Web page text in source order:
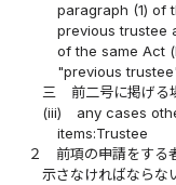
paragraph (1) of
previous trustee
of the same Act
"previous
三
前二号に掲げる
(iii)
any cases
items:Trustee
２
前項の申請をする
示さなければならな